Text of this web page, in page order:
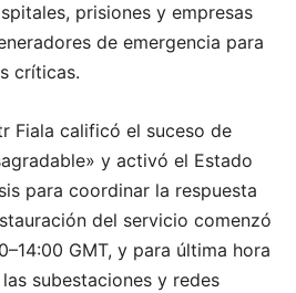
prisiones y empresas
de emergencia para
críticas.
Fiala calificó el suceso de
y activó el Estado
para coordinar la respuesta
del servicio comenzó
GMT, y para última hora
subestaciones y redes